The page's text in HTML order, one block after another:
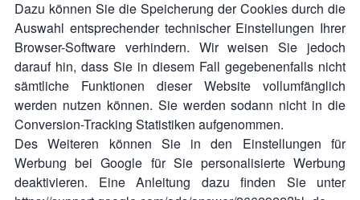
Dazu können Sie die Speicherung der Cookies durch die
Auswahl entsprechender technischer Einstellungen Ihrer
Browser-Software verhindern. Wir weisen Sie jedoch
darauf hin, dass Sie in diesem Fall gegebenenfalls nicht
sämtliche Funktionen dieser Website vollumfänglich
werden nutzen können. Sie werden sodann nicht in die
Conversion-Tracking Statistiken aufgenommen.
Des Weiteren können Sie in den Einstellungen für
Werbung bei Google für Sie personalisierte Werbung
deaktivieren. Eine Anleitung dazu finden Sie unter